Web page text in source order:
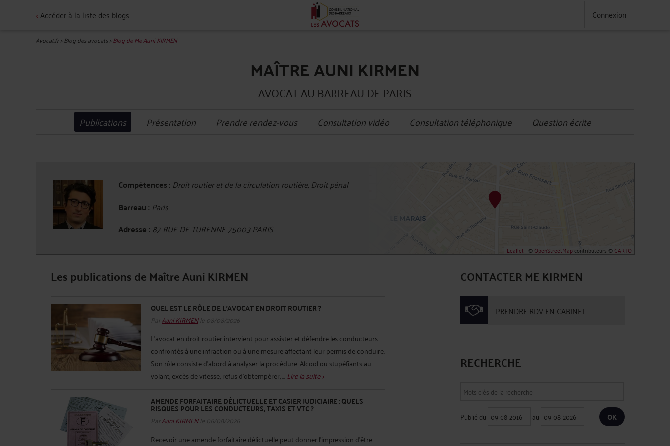
<Accéder à la liste des blogs Connexion
Avocat.fr>Blog des avocats>Blog de Me Auni KIRMEN
MAÎTRE AUNI KIRMEN
AVOCAT AU BARREAU DE PARIS
Publications Présentation Prendre rendez-vous Consultation vidéo Consultation téléphonique Question écrite
Compétences : Droit routier et de la circulation routière, Droit pénal
Barreau : Paris
Adresse : 87 RUE DE TURENNE 75003 PARIS
Leaflet | ©OpenStreetMapcontributeurs ©CARTO
Les publications de Maître Auni KIRMEN
QUEL EST LE RÔLE DE L’AVOCAT EN DROIT ROUTIER ?
ParAuni KIRMENle 08/08/2026
L’avocat en droit routier intervient pour assister et défendre les conducteurs
confrontés à une infraction ou à une mesure affectant leur permis de conduire.
Son rôle consiste d’abord à analyser la procédure. Alcool ou stupéfiants au
volant, excès de vitesse, refus d’obtempérer, ...Lire la suite >
AMENDE FORFAITAIRE DÉLICTUELLE ET CASIER JUDICIAIRE : QUELS
RISQUES POUR LES CONDUCTEURS, TAXIS ET VTC ?
ParAuni KIRMENle 06/08/2026
Recevoir une amende forfaitaire délictuelle peut donner l’impression d’être
CONTACTER ME KIRMEN
PRENDRE RDV EN CABINET
RECHERCHE
Publié du au